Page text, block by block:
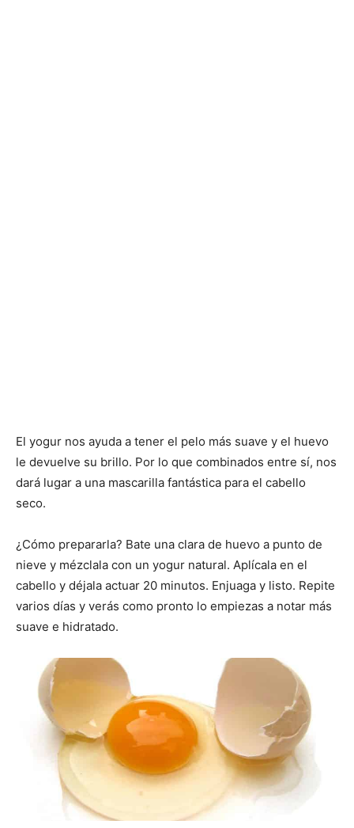
El yogur nos ayuda a tener el pelo más suave y el huevo
le devuelve su brillo. Por lo que combinados entre sí, nos
dará lugar a una mascarilla fantástica para el cabello
seco.
¿Cómo prepararla? Bate una clara de huevo a punto de
nieve y mézclala con un yogur natural. Aplícala en el
cabello y déjala actuar 20 minutos. Enjuaga y listo. Repite
varios días y verás como pronto lo empiezas a notar más
suave e hidratado.